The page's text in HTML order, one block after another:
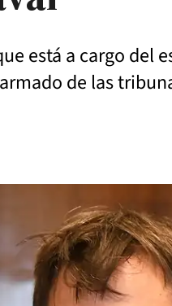
está a cargo del
de las